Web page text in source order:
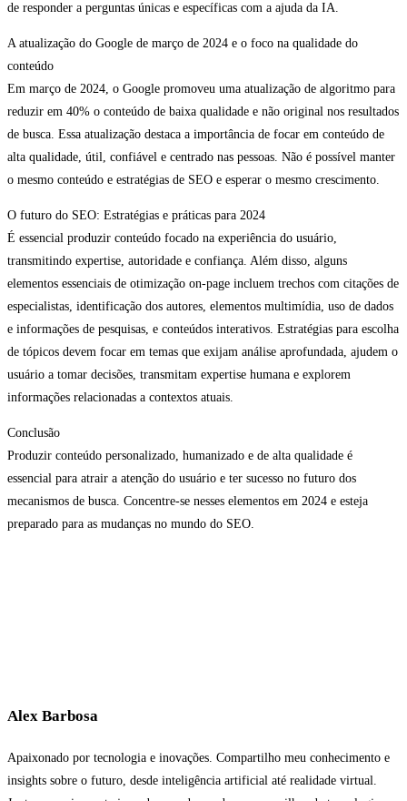
de responder a perguntas únicas e específicas com a ajuda da IA.
A atualização do Google de março de 2024 e o foco na qualidade do
conteúdo
Em março de 2024, o Google promoveu uma atualização de algoritmo para
reduzir em 40% o conteúdo de baixa qualidade e não original nos resultados
de busca. Essa atualização destaca a importância de focar em conteúdo de
alta qualidade, útil, confiável e centrado nas pessoas. Não é possível manter
o mesmo conteúdo e estratégias de SEO e esperar o mesmo crescimento.
O futuro do SEO: Estratégias e práticas para 2024
É essencial produzir conteúdo focado na experiência do usuário,
transmitindo expertise, autoridade e confiança. Além disso, alguns
elementos essenciais de otimização on-page incluem trechos com citações de
especialistas, identificação dos autores, elementos multimídia, uso de dados
e informações de pesquisas, e conteúdos interativos. Estratégias para escolha
de tópicos devem focar em temas que exijam análise aprofundada, ajudem o
usuário a tomar decisões, transmitam expertise humana e explorem
informações relacionadas a contextos atuais.
Conclusão
Produzir conteúdo personalizado, humanizado e de alta qualidade é
essencial para atrair a atenção do usuário e ter sucesso no futuro dos
mecanismos de busca. Concentre-se nesses elementos em 2024 e esteja
preparado para as mudanças no mundo do SEO.
Alex Barbosa
Apaixonado por tecnologia e inovações. Compartilho meu conhecimento e
insights sobre o futuro, desde inteligência artificial até realidade virtual.